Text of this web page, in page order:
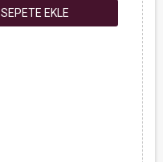
SEPETE EKLE